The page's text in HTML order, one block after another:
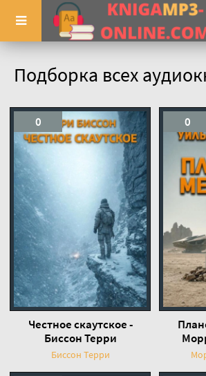
Подборка всех
0
Честное скаутское -
Биссон Терри
Биссон Терри
0